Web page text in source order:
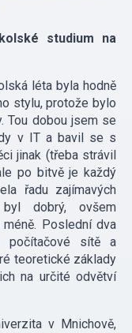
studium na
léta byla hodně
stylu, protože bylo
Tou dobou jsem se
v IT a bavil se s
jinak (třeba strávil
po bitvě je každý
řadu zajímavých
dobrý, ovšem
Poslední dva
počítačové sítě a
teoretické základy
na určité odvětví
v Mnichově,